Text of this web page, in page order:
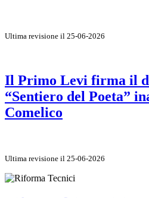
Ultima revisione il 25-06-2026
Il Primo Levi firma il
“Sentiero del Poeta”
Comelico
Ultima revisione il 25-06-2026